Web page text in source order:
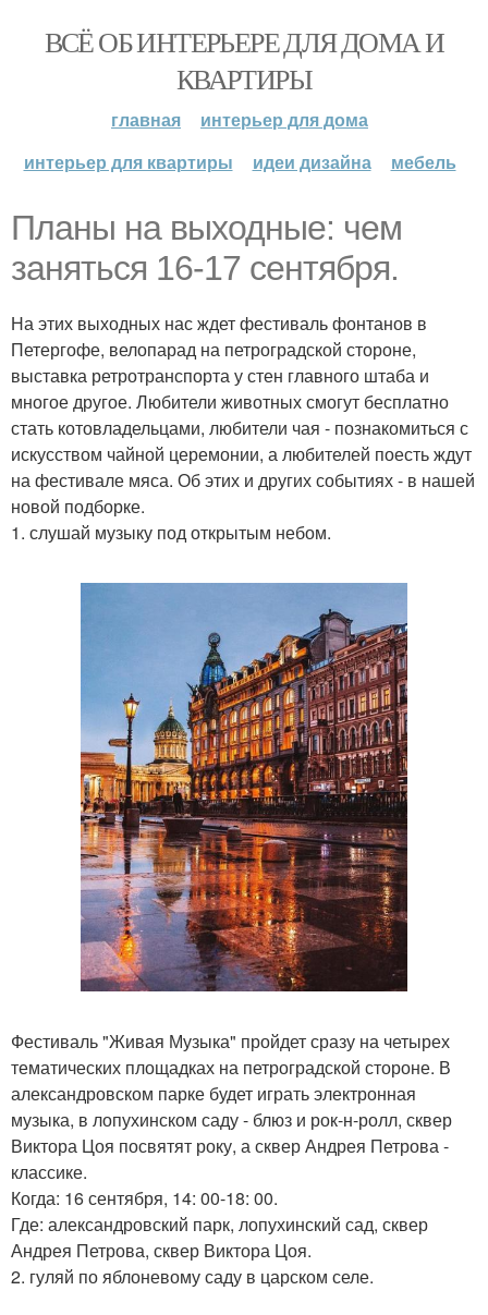
ВСЁ ОБ ИНТЕРЬЕРЕ ДЛЯ ДОМА И
КВАРТИРЫ
главная
интерьер для дома
интерьер для квартиры
идеи дизайна мебель
Планы на выходные: чем
заняться 16-17 сентября.
На этих выходных нас ждет фестиваль фонтанов в
Петергофе, велопарад на петроградской стороне,
выставка ретротранспорта у стен главного штаба и
многое другое. Любители животных смогут бесплатно
стать котовладельцами, любители чая - познакомиться с
искусством чайной церемонии, а любителей поесть ждут
на фестивале мяса. Об этих и других событиях - в нашей
новой подборке.
1. слушай музыку под открытым небом.
Фестиваль "Живая Музыка" пройдет сразу на четырех
тематических площадках на петроградской стороне. В
александровском парке будет играть электронная
музыка, в лопухинском саду - блюз и рок-н-ролл, сквер
Виктора Цоя посвятят року, а сквер Андрея Петрова -
классике.
Когда: 16 сентября, 14: 00-18: 00.
Где: александровский парк, лопухинский сад, сквер
Андрея Петрова, сквер Виктора Цоя.
2. гуляй по яблоневому саду в царском селе.